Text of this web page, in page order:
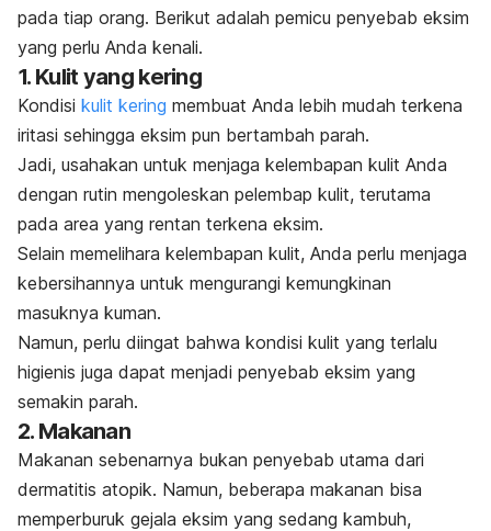
pada tiap orang. Berikut adalah pemicu penyebab eksim
yang perlu Anda kenali.
1. Kulit yang kering
Kondisi kulit kering membuat Anda lebih mudah terkena
iritasi sehingga eksim pun bertambah parah.
Jadi, usahakan untuk menjaga kelembapan kulit Anda
dengan rutin mengoleskan pelembap kulit, terutama
pada area yang rentan terkena eksim.
Selain memelihara kelembapan kulit, Anda perlu menjaga
kebersihannya untuk mengurangi kemungkinan
masuknya kuman.
Namun, perlu diingat bahwa kondisi kulit yang terlalu
higienis juga dapat menjadi penyebab eksim yang
semakin parah.
2. Makanan
Makanan sebenarnya bukan penyebab utama dari
dermatitis atopik. Namun, beberapa makanan bisa
memperburuk gejala eksim yang sedang kambuh,